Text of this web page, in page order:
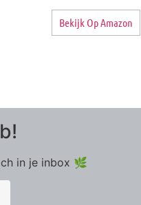
Bekijk Op Amazon
in je inbox 🌿